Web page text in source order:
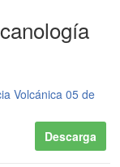
Volcánica 05 de
Descarga